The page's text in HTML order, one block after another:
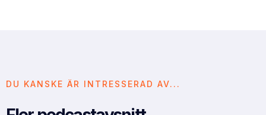
DU KANSKE ÄR INTRESSERAD AV...